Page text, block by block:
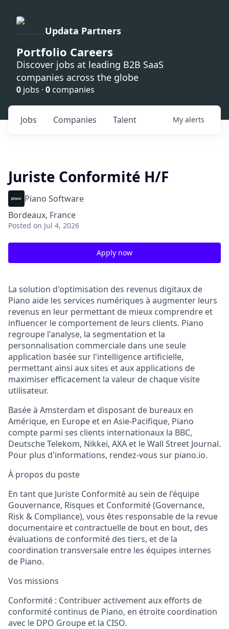
Updata Partners
Portfolio Careers
Discover jobs at leading B2B SaaS
companies across the globe
0 jobs · 0 companies
Jobs Companies Talent My alerts
Juriste Conformité H/F
Piano Software
Bordeaux, France
Posted on Jul 4, 2026
Apply now
La solution d'optimisation des revenus digitaux de
Piano aide les services numériques à augmenter leurs
revenus en leur permettant de mieux comprendre et
influencer le comportement de leurs clients. Piano
regroupe l'analyse, la segmentation et la
personnalisation commerciale dans une seule
application basée sur l'intelligence artificielle,
permettant ainsi aux sites et aux applications de
maximiser efficacement la valeur de chaque visite
utilisateur.
Basée à Amsterdam et disposant de bureaux en
Amérique, en Europe et en Asie-Pacifique, Piano
compte parmi ses clients internationaux la BBC,
Deutsche Telekom, Nikkei, AXA et le Wall Street Journal.
Pour plus d'informations, rendez-vous sur piano.io.
À propos du poste
En tant que Juriste Conformité au sein de l'équipe
Gouvernance, Risques et Conformité (Governance,
Risk & Compliance), vous êtes responsable de la revue
documentaire et contractuelle de bout en bout, des
évaluations de conformité des tiers, et de la
coordination transversale entre les équipes internes
de Piano.
Vos missions
Conformité : Contribuer activement aux efforts de
conformité continus de Piano, en étroite coordination
avec le DPO Groupe et la CISO.